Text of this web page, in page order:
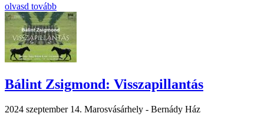
olvasd tovább
Bálint Zsigmond: Visszapillantás
2024 szeptember 14. Marosvásárhely - Bernády Ház